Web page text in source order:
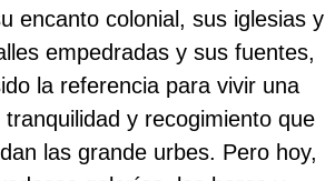
encanto colonial, sus iglesias y
empedradas y sus fuentes,
la referencia para vivir una
y recogimiento que
las grande urbes. Pero hoy,